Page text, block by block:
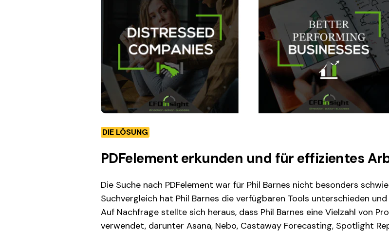
DIE LÖSUNG
PDFelement erkunden und für effizientes
Die Suche nach PDFelement war für Phil Barnes nicht besonders
Suchvergleich hat Phil Barnes die verfügbaren Tools unterschieden
Auf Nachfrage stellte sich heraus, dass Phil Barnes eine Vielzahl von
verwendet, darunter Asana, Nebo, Castaway Forecasting, Spotlight